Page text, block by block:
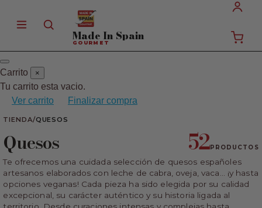
Made In Spain
GOURMET
Carrito ×
Tu carrito esta vacio.
Ver carrito
Finalizar compra
TIENDA/QUESOS
Quesos
Te ofrecemos una cuidada selección de quesos españoles
artesanos elaborados con leche de cabra, oveja, vaca… ¡y hasta
opciones veganas! Cada pieza ha sido elegida por su calidad
excepcional, su carácter auténtico y su historia ligada al
52PRODUCTOS